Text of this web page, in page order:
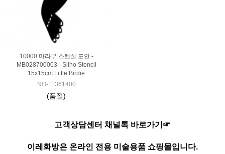
10000 마라부 스텐실 도안 -
MB028700003 - Silho Stencil
15x15cm Little Birdie
NO-11361400
(품절)
고객상담센터 채널톡 바로가기☞
이레화방은 온라인 전용 미술용품 쇼핑몰입니다.